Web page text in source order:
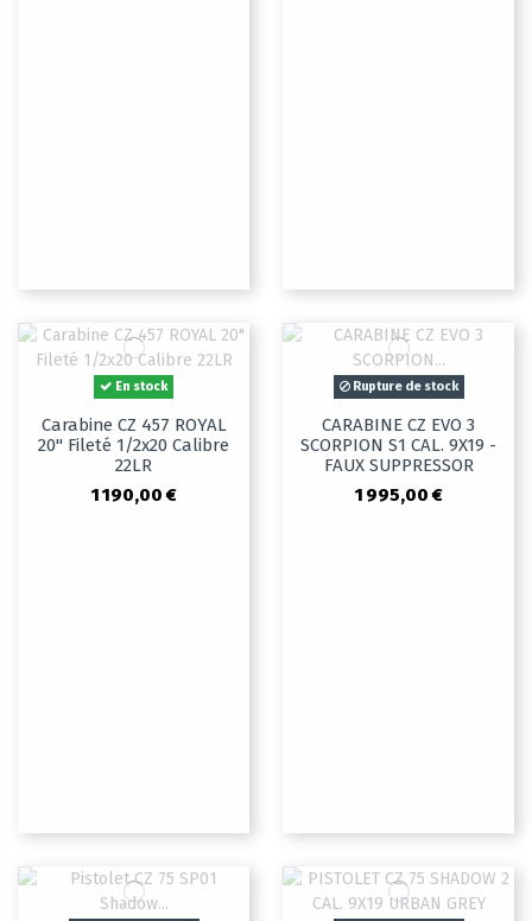
En stock
Carabine CZ 457 ROYAL
20" Fileté 1/2x20 Calibre
22LR
1 190,00 €
Rupture de stock
CARABINE CZ EVO 3
SCORPION S1 CAL. 9X19 -
FAUX SUPPRESSOR
1 995,00 €